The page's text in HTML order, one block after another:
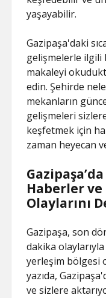
yaşayabilir.
Gazipaşa'daki
gelişmelerle
makaleyi
edin. Şehirde
mekanların
gelişmeleri
keşfetmek için
zaman heyecan
Haberler ve
Olaylarını
Gazipaşa, son
dakika
yerleşim bölgesi
yazıda,
ve sizlere